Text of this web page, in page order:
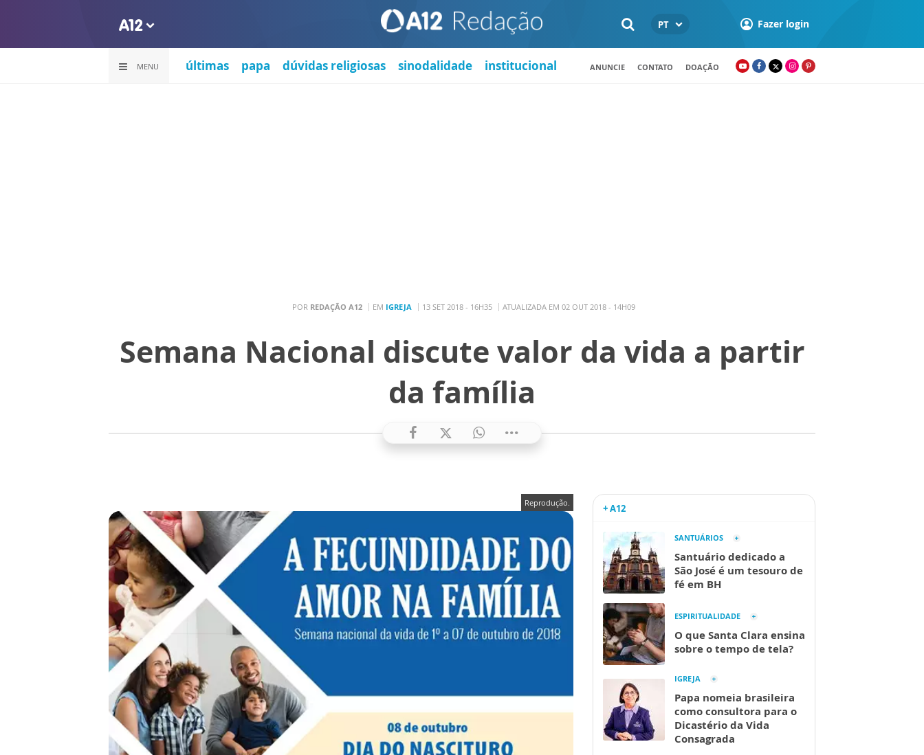
PT Fazer login
MENU últimas papa dúvidas religiosas sinodalidade institucional ANUNCIE CONTATO DOAÇÃO
POR REDAÇÃO A12 EM IGREJA 13 SET 2018 - 16H35 ATUALIZADA EM 02 OUT 2018 - 14H09
Semana Nacional discute valor da vida a partir
da família
Reprodução. + A12
SANTUÁRIOS
Santuário dedicado a
São José é um tesouro de
fé em BH
ESPIRITUALIDADE
O que Santa Clara ensina
sobre o tempo de tela?
IGREJA
Papa nomeia brasileira
como consultora para o
Dicastério da Vida
Consagrada